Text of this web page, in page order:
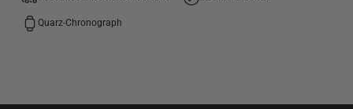
Quarz-Chronograph